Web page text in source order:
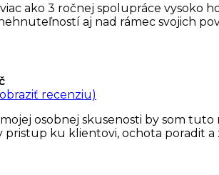
ako 3 ročnej spolupráce vysoko
aj nad rámec svojich
recenziu)
osobnej skusenosti by som
pristup ku klientovi, ochota poradit